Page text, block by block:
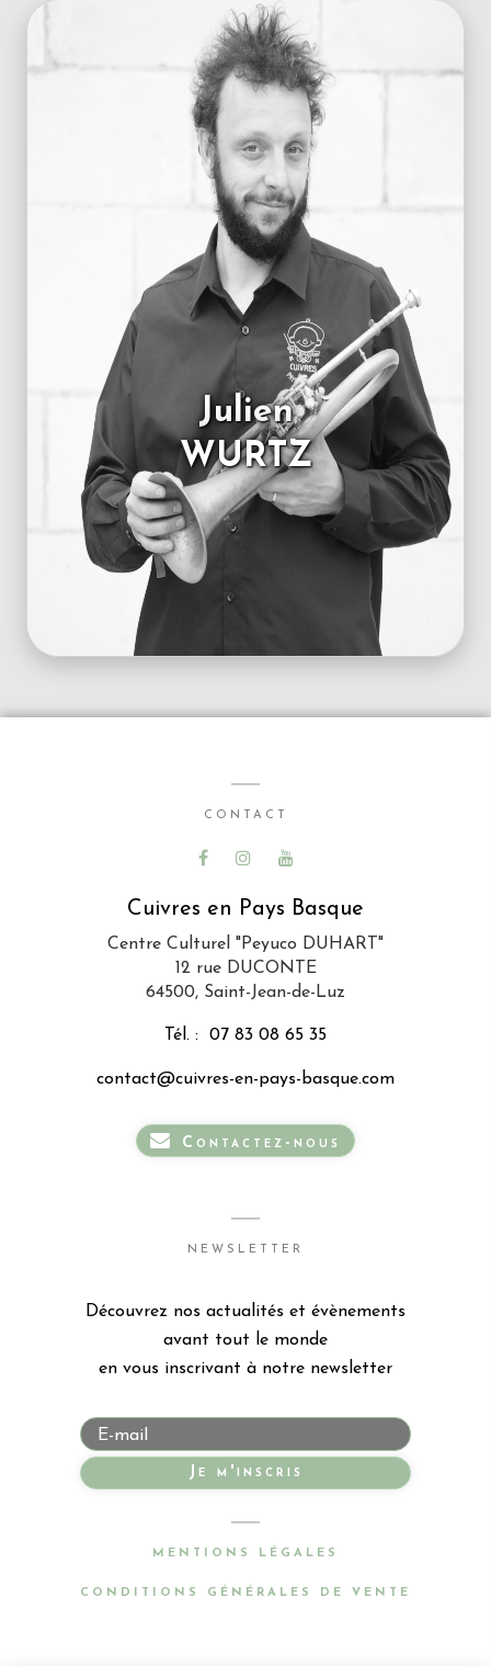
Julien
WURTZ
CONTACT
Cuivres en Pays Basque
Centre Culturel "Peyuco DUHART"
12 rue DUCONTE
64500, Saint-Jean-de-Luz
Tél. : 07 83 08 65 35
contact@cuivres-en-pays-basque.com
Contactez-nous
NEWSLETTER
Découvrez nos actualités et évènements
avant tout le monde
en vous inscrivant à notre newsletter
Je m'inscris
MENTIONS LÉGALES
CONDITIONS GÉNÉRALES DE VENTE